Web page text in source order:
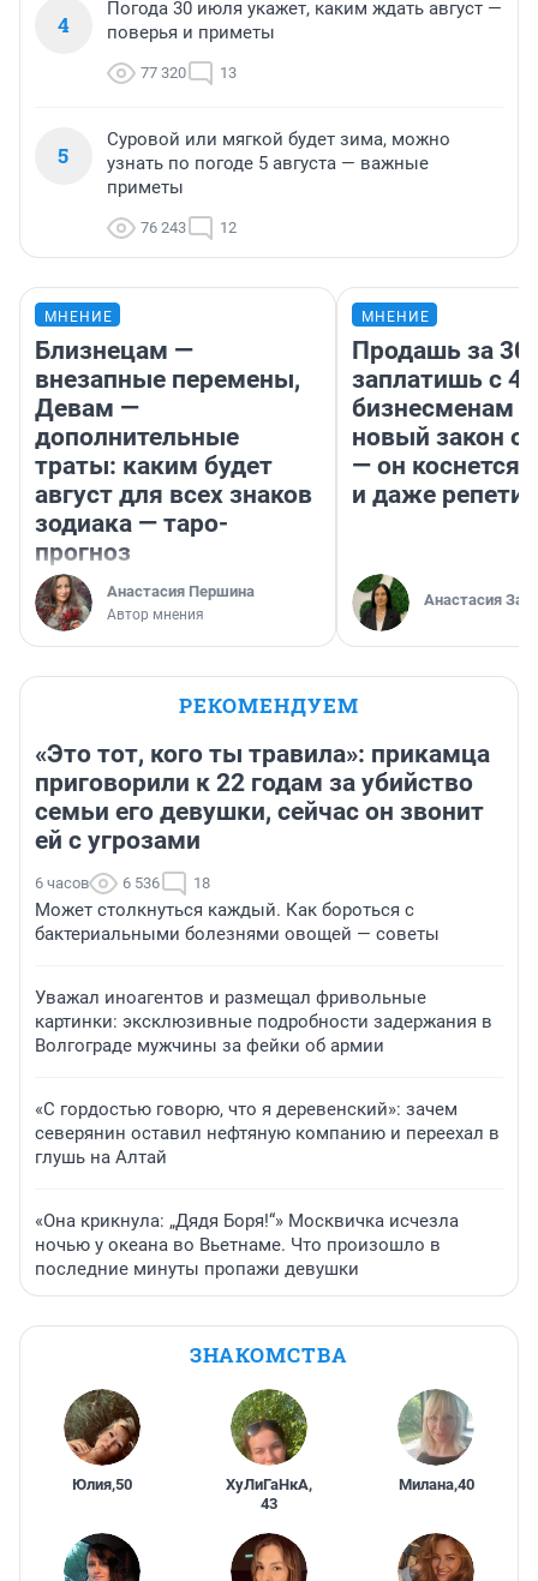
4
Погода 30 июля укажет, каким ждать август —
поверья и приметы
77 320 13
5
Суровой или мягкой будет зима, можно
узнать по погоде 5 августа — важные
приметы
76 243 12
МНЕНИЕ
Близнецам —
внезапные перемены,
Девам —
дополнительные
траты: каким будет
август для всех знаков
зодиака — таро-
прогноз
Анастасия Першина
Автор мнения
МНЕНИЕ
Продашь за
заплатишь с
бизнесменам
новый закон о
— он коснется
и даже
Анастасия
РЕКОМЕНДУЕМ
«Это тот, кого ты травила»: прикамца
приговорили к 22 годам за убийство
семьи его девушки, сейчас он звонит
ей с угрозами
6 часов 6 536 18
Может столкнуться каждый. Как бороться с
бактериальными болезнями овощей — советы
Уважал иноагентов и размещал фривольные
картинки: эксклюзивные подробности задержания в
Волгограде мужчины за фейки об армии
«С гордостью говорю, что я деревенский»: зачем
северянин оставил нефтяную компанию и переехал в
глушь на Алтай
«Она крикнула: „Дядя Боря!“» Москвичка исчезла
ночью у океана во Вьетнаме. Что произошло в
последние минуты пропажи девушки
ЗНАКОМСТВА
Юлия,50 ХуЛиГаНкА,
43
Милана,40